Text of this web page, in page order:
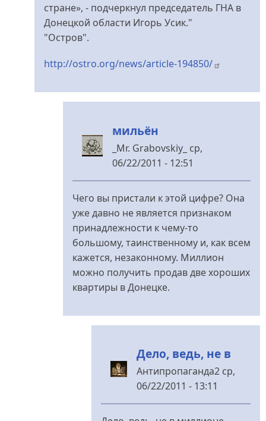
стране», - подчеркнул председатель ГНА в
Донецкой области Игорь Усик."
"Остров".
http://ostro.org/news/article-194850/
мильён
_Mr. Grabovskiy_ ср,
06/22/2011 - 12:51
У
до
умение
желание
власти
Антипропаганда2
Чего вы пристали к этой цифре? Она
уже давно не является признаком
принадлежности к чему-то
большому, таинственному и, как всем
кажется, незаконному. Миллион
можно получить продав две хороших
квартиры в Донецке.
Дело, ведь, не в
Антипропаганда2ср,
06/22/2011 - 13:11
У